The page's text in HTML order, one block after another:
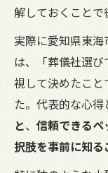
解しておくことで
実際に愛知県東
は、「葬儀社選
視して決めたこ
た。代表的な心得
と、 信頼できるペ
択肢を事前に知る